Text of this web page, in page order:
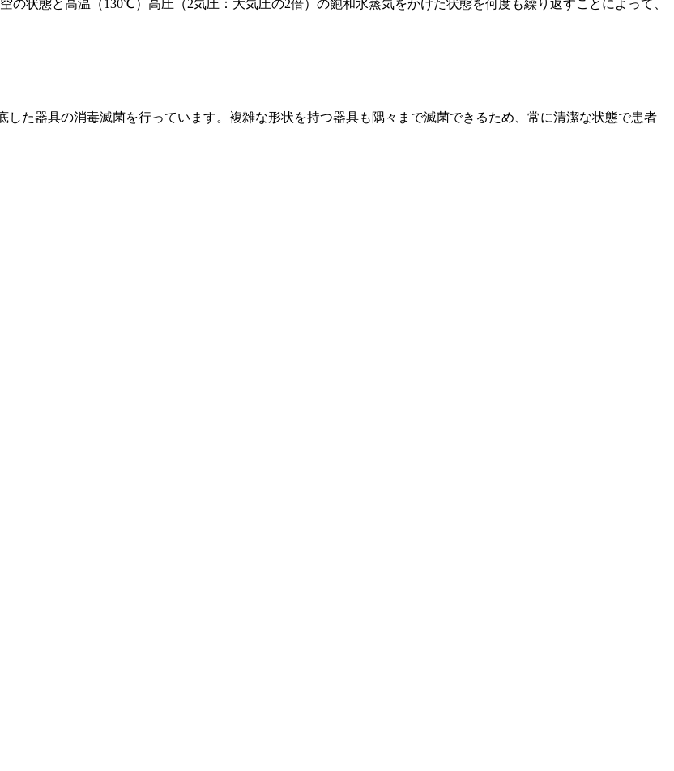
状態と高温（130℃）高圧（2気圧：大気圧の2倍）の飽和水蒸気をかけた状態を何度も繰り返すことによって、
た器具の消毒滅菌を行っています。複雑な形状を持つ器具も隅々まで滅菌できるため、常に清潔な状態で患者